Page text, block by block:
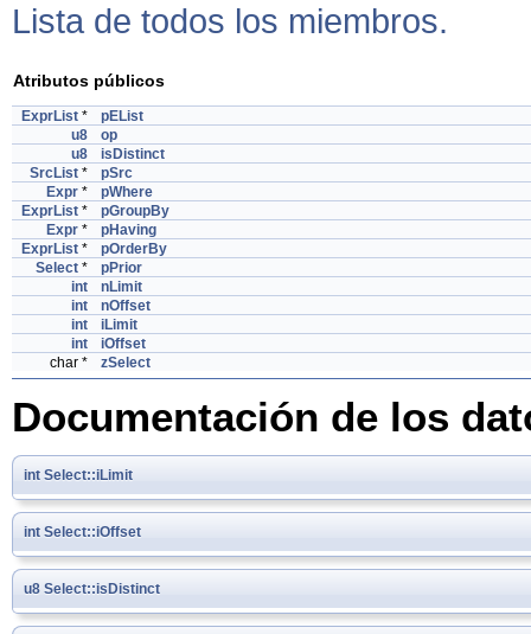
Lista de todos los miembros.
Atributos públicos
ExprList *
pEList
u8
op
u8
isDistinct
SrcList *
pSrc
Expr *
pWhere
ExprList *
pGroupBy
Expr *
pHaving
ExprList *
pOrderBy
Select *
pPrior
int
nLimit
int
nOffset
int
iLimit
int
iOffset
char *
zSelect
Documentación de los
int Select::iLimit
int Select::iOffset
u8 Select::isDistinct